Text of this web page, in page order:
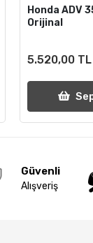
Honda ADV
Orijinal
5.520,00 TL
Güvenli
Alışveriş